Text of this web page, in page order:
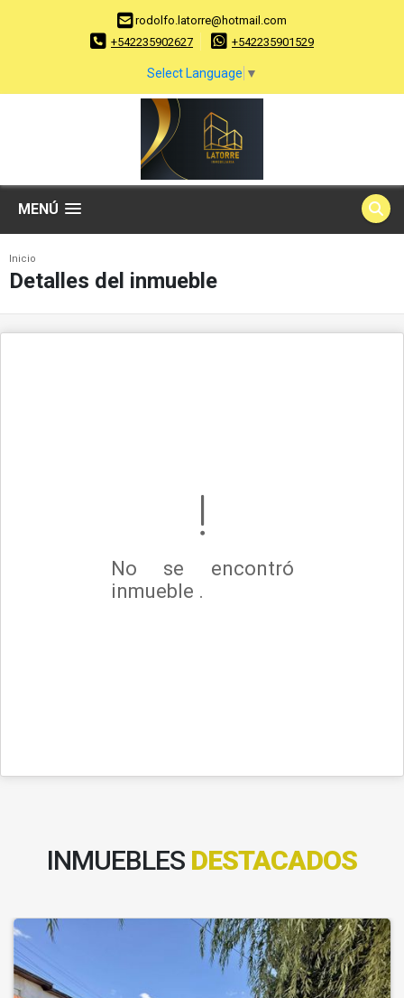
rodolfo.latorre@hotmail.com
+542235902627
+542235901529
Select Language ▼
MENÚ
Inicio
Detalles del inmueble
No se encontró
inmueble .
INMUEBLES DESTACADOS